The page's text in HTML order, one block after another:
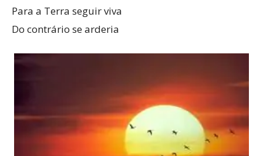
Para a Terra seguir viva
Do contrário se arderia